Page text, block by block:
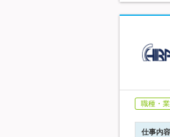
職種・
仕事内容